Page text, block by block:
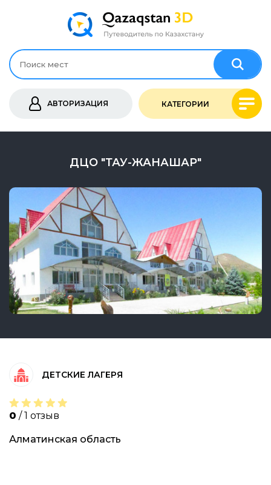
АВТОРИЗАЦИЯ КАТЕГОРИИ
ДЦО "ТАУ-ЖАНАШАР"
ДЕТСКИЕ ЛАГЕРЯ
0 / 1 отзыв
Алматинская область